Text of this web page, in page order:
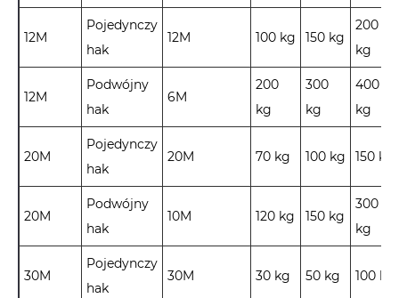
12M
Pojedynczy
hak
12M 100 kg 150 kg
200
kg
12M
Podwójny
hak
6M
200
kg
300
kg
400
kg
20M
Pojedynczy
hak
20M 70 kg 100 kg 150 kg
20M
Podwójny
hak
10M 120 kg 150 kg
300
kg
30M
Pojedynczy
hak
30M 30 kg 50 kg 100 kg